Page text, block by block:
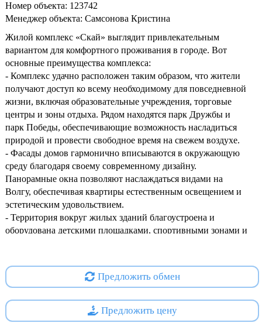
Номер объекта: 123742
Менеджер объекта: Самсонова Кристина
Жилой комплекс «Скай» выглядит привлекательным
вариантом для комфортного проживания в городе. Вот
основные преимущества комплекса:
- Комплекс удачно расположен таким образом, что жители
получают доступ ко всему необходимому для повседневной
жизни, включая образовательные учреждения, торговые
центры и зоны отдыха. Рядом находятся парк Дружбы и
парк Победы, обеспечивающие возможность насладиться
природой и провести свободное время на свежем воздухе.
- Фасады домов гармонично вписываются в окружающую
среду благодаря своему современному дизайну.
Панорамные окна позволяют наслаждаться видами на
Волгу, обеспечивая квартиры естественным освещением и
эстетическим удовольствием.
- Территория вокруг жилых зданий благоустроена и
оборудована детскими площадками, спортивными зонами и
- Удобная планировка квартир обеспечивает оптимальное
использование пространства, делая проживание
инженерные системы обеспечивают высокий уровень
комфорта круглый год.
Предложить обмен
Предложить цену